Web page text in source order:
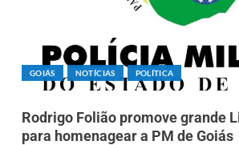
GOIÁS NOTÍCIAS POLÍTICA
Rodrigo Folião promove grande
para homenagear a PM de Goiás